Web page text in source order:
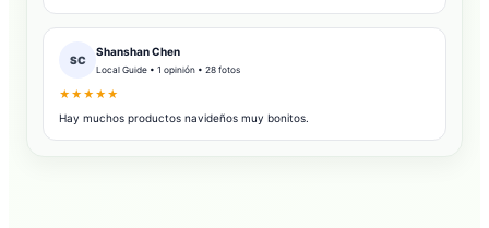
SC
Shanshan Chen
Local Guide • 1 opinión • 28 fotos
★★★★★
Hay muchos productos navideños muy bonitos.